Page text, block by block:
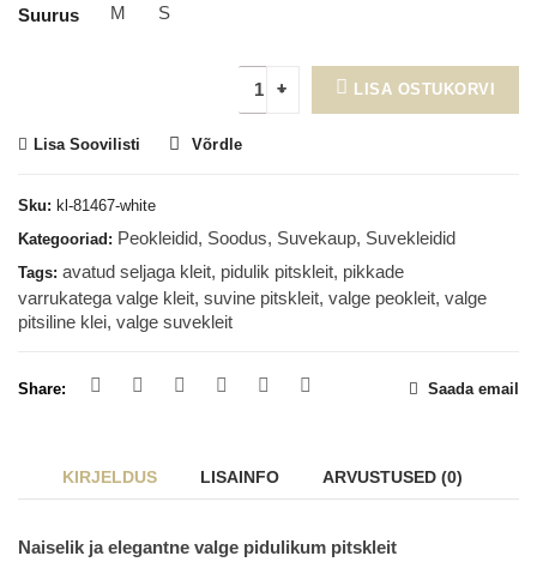
Suurus M S
LISA OSTUKORVI
Lisa Soovilisti Võrdle
Sku: kl-81467-white
Kategooriad: Peokleidid, Soodus, Suvekaup, Suvekleidid
Tags: avatud seljaga kleit, pidulik pitskleit, pikkade
varrukatega valge kleit, suvine pitskleit, valge peokleit, valge
pitsiline klei, valge suvekleit
Share: Saada email
KIRJELDUS LISAINFO ARVUSTUSED (0)
Naiselik ja elegantne valge pidulikum pitskleit